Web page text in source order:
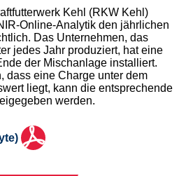
Kehl (RKW Kehl)
Online-Analytik den jährlichen
Das Unternehmen, das
jedes Jahr produziert, hat eine
der Mischanlage installiert.
dass eine Charge unter dem
liegt, kann die entsprechende
werden.